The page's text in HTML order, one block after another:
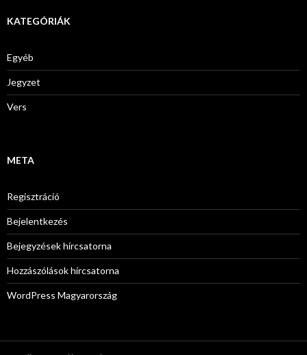
KATEGÓRIÁK
Egyéb
Jegyzet
Vers
META
Regisztráció
Bejelentkezés
Bejegyzések hírcsatorna
Hozzászólások hírcsatorna
WordPress Magyarország